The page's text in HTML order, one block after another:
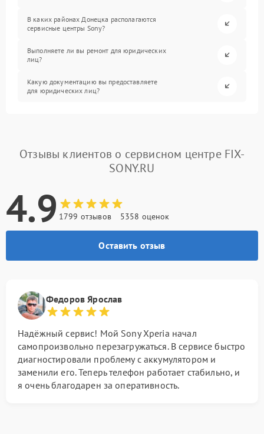
В каких районах Донецка располагаются
сервисные центры Sony?
Выполняете ли вы ремонт для юридических
лиц?
Какую документацию вы предоставляете
для юридических лиц?
Отзывы клиентов о сервисном центре FIX-
SONY.RU
4.9 1799 отзывов 5358 оценок
Оставить отзыв
Федоров Ярослав
Надёжный сервис! Мой Sony Xperia начал
самопроизвольно перезагружаться. В сервисе быстро
диагностировали проблему с аккумулятором и
заменили его. Теперь телефон работает стабильно, и
я очень благодарен за оперативность.